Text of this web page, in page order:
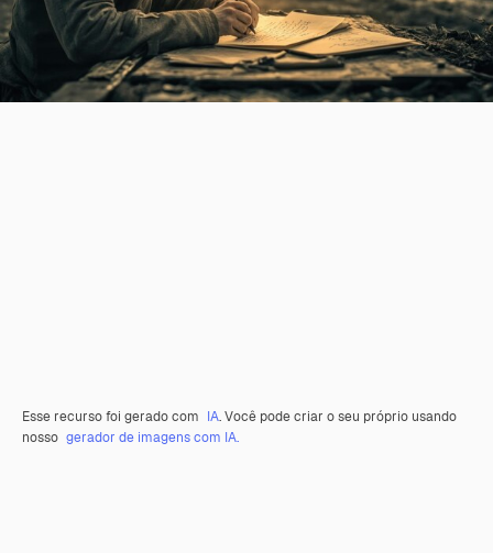
Esse recurso foi gerado com IA. Você pode criar o seu próprio usando
nosso gerador de imagens com IA.